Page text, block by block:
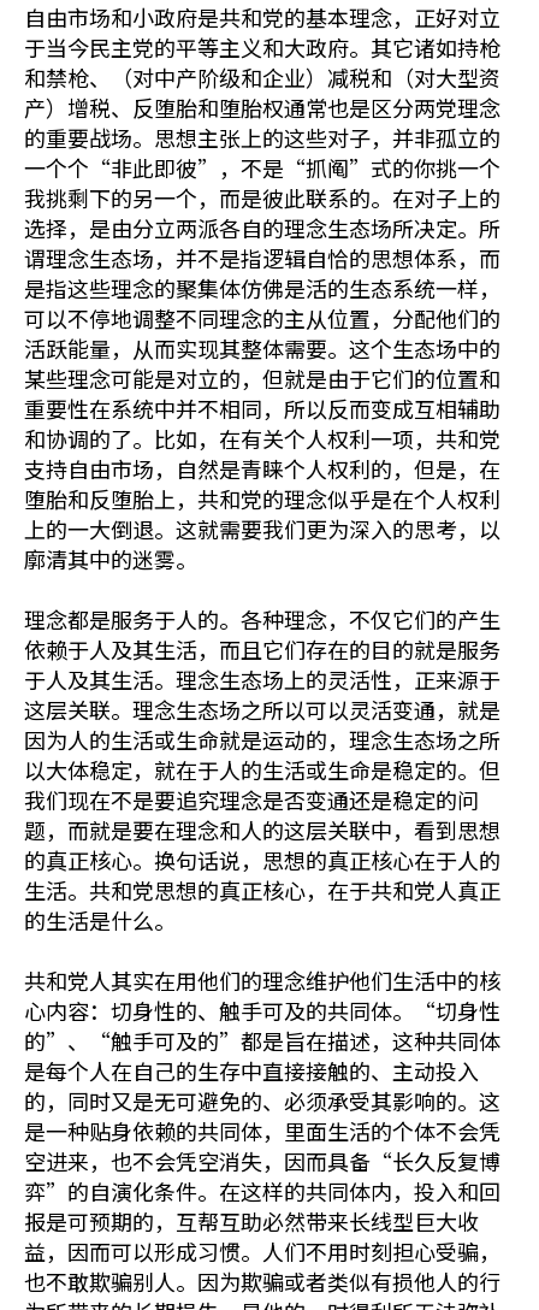
自由市场和小政府是共和党的基本理念，正好对立
于当今民主党的平等主义和大政府。其它诸如持枪
和禁枪、（对中产阶级和企业）减税和（对大型资
产）增税、反堕胎和堕胎权通常也是区分两党理念
的重要战场。思想主张上的这些对子，并非孤立的
一个个“非此即彼”，不是“抓阄”式的你挑一个
我挑剩下的另一个，而是彼此联系的。在对子上的
选择，是由分立两派各自的理念生态场所决定。所
谓理念生态场，并不是指逻辑自恰的思想体系，而
是指这些理念的聚集体仿佛是活的生态系统一样，
可以不停地调整不同理念的主从位置，分配他们的
活跃能量，从而实现其整体需要。这个生态场中的
某些理念可能是对立的，但就是由于它们的位置和
重要性在系统中并不相同，所以反而变成互相辅助
和协调的了。比如，在有关个人权利一项，共和党
支持自由市场，自然是青睐个人权利的，但是，在
堕胎和反堕胎上，共和党的理念似乎是在个人权利
上的一大倒退。这就需要我们更为深入的思考，以
廓清其中的迷雾。
理念都是服务于人的。各种理念，不仅它们的产生
依赖于人及其生活，而且它们存在的目的就是服务
于人及其生活。理念生态场上的灵活性，正来源于
这层关联。理念生态场之所以可以灵活变通，就是
因为人的生活或生命就是运动的，理念生态场之所
以大体稳定，就在于人的生活或生命是稳定的。但
我们现在不是要追究理念是否变通还是稳定的问
题，而就是要在理念和人的这层关联中，看到思想
的真正核心。换句话说，思想的真正核心在于人的
生活。共和党思想的真正核心，在于共和党人真正
的生活是什么。
共和党人其实在用他们的理念维护他们生活中的核
心内容：切身性的、触手可及的共同体。“切身性
的”、“触手可及的”都是旨在描述，这种共同体
是每个人在自己的生存中直接接触的、主动投入
的，同时又是无可避免的、必须承受其影响的。这
是一种贴身依赖的共同体，里面生活的个体不会凭
空进来，也不会凭空消失，因而具备“长久反复博
弈”的自演化条件。在这样的共同体内，投入和回
报是可预期的，互帮互助必然带来长线型巨大收
益，因而可以形成习惯。人们不用时刻担心受骗，
也不敢欺骗别人。因为欺骗或者类似有损他人的行